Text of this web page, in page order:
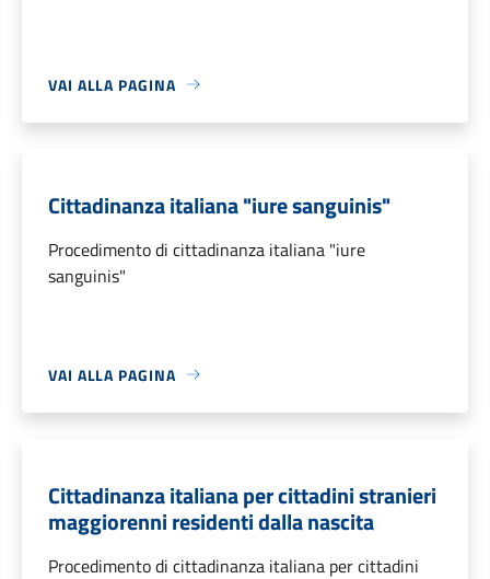
VAI ALLA PAGINA
Cittadinanza italiana "iure sanguinis"
Procedimento di cittadinanza italiana "iure
sanguinis"
VAI ALLA PAGINA
Cittadinanza italiana per cittadini stranieri
maggiorenni residenti dalla nascita
Procedimento di cittadinanza italiana per cittadini